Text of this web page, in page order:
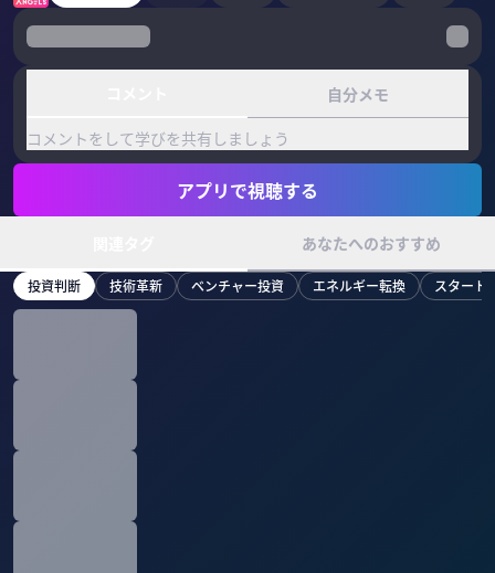
自分メモ
コメントをして学びを共有しましょう
アプリで視聴する
あなたへのおすすめ
投資判断 技術革新 ベンチャー投資 エネルギー転換 スタート